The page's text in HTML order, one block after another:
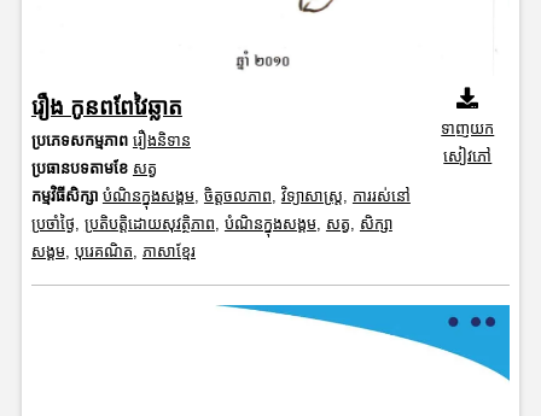
រឿង កូនពពែវៃឆ្លាត
ប្រភេទសកម្មភាព រឿងនិទាន
ប្រធានបទតាមខែ សត្វ
កម្មវិធីសិក្សា បំណិនក្នុងសង្គម, ចិត្តចលភាព, វិទ្យាសាស្រ្ត, ការរស់នៅ
ប្រចាំថ្ងៃ, ប្រតិបត្តិដោយសុវត្ថិភាព, បំណិនក្នុងសង្គម, សត្វ, សិក្សា
សង្គម, បុរេគណិត, ភាសាខ្មែរ
ទាញយក
សៀវភៅ